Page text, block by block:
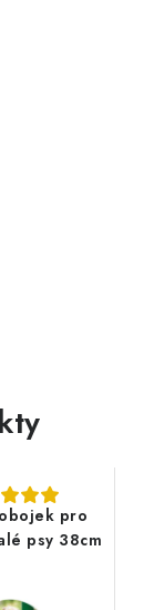
pro
psy 38cm